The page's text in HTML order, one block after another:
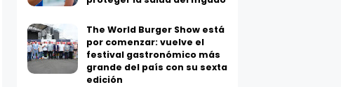
The World Burger Show está
por comenzar: vuelve el
festival gastronómico más
grande del país con su sexta
edición